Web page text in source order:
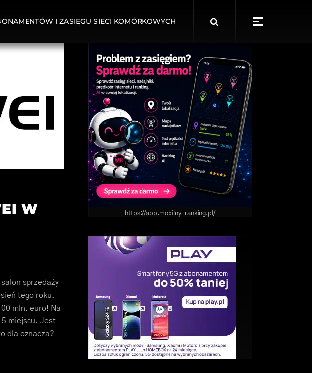
I ZASIĘGU SIECI KOMÓRKOWYCH
for:
W
sprzedaży
tego roku.
mln. euro! Na
5 miejscu. Jest
dla oznacza?
https://app.mobilny-ranking.pl/